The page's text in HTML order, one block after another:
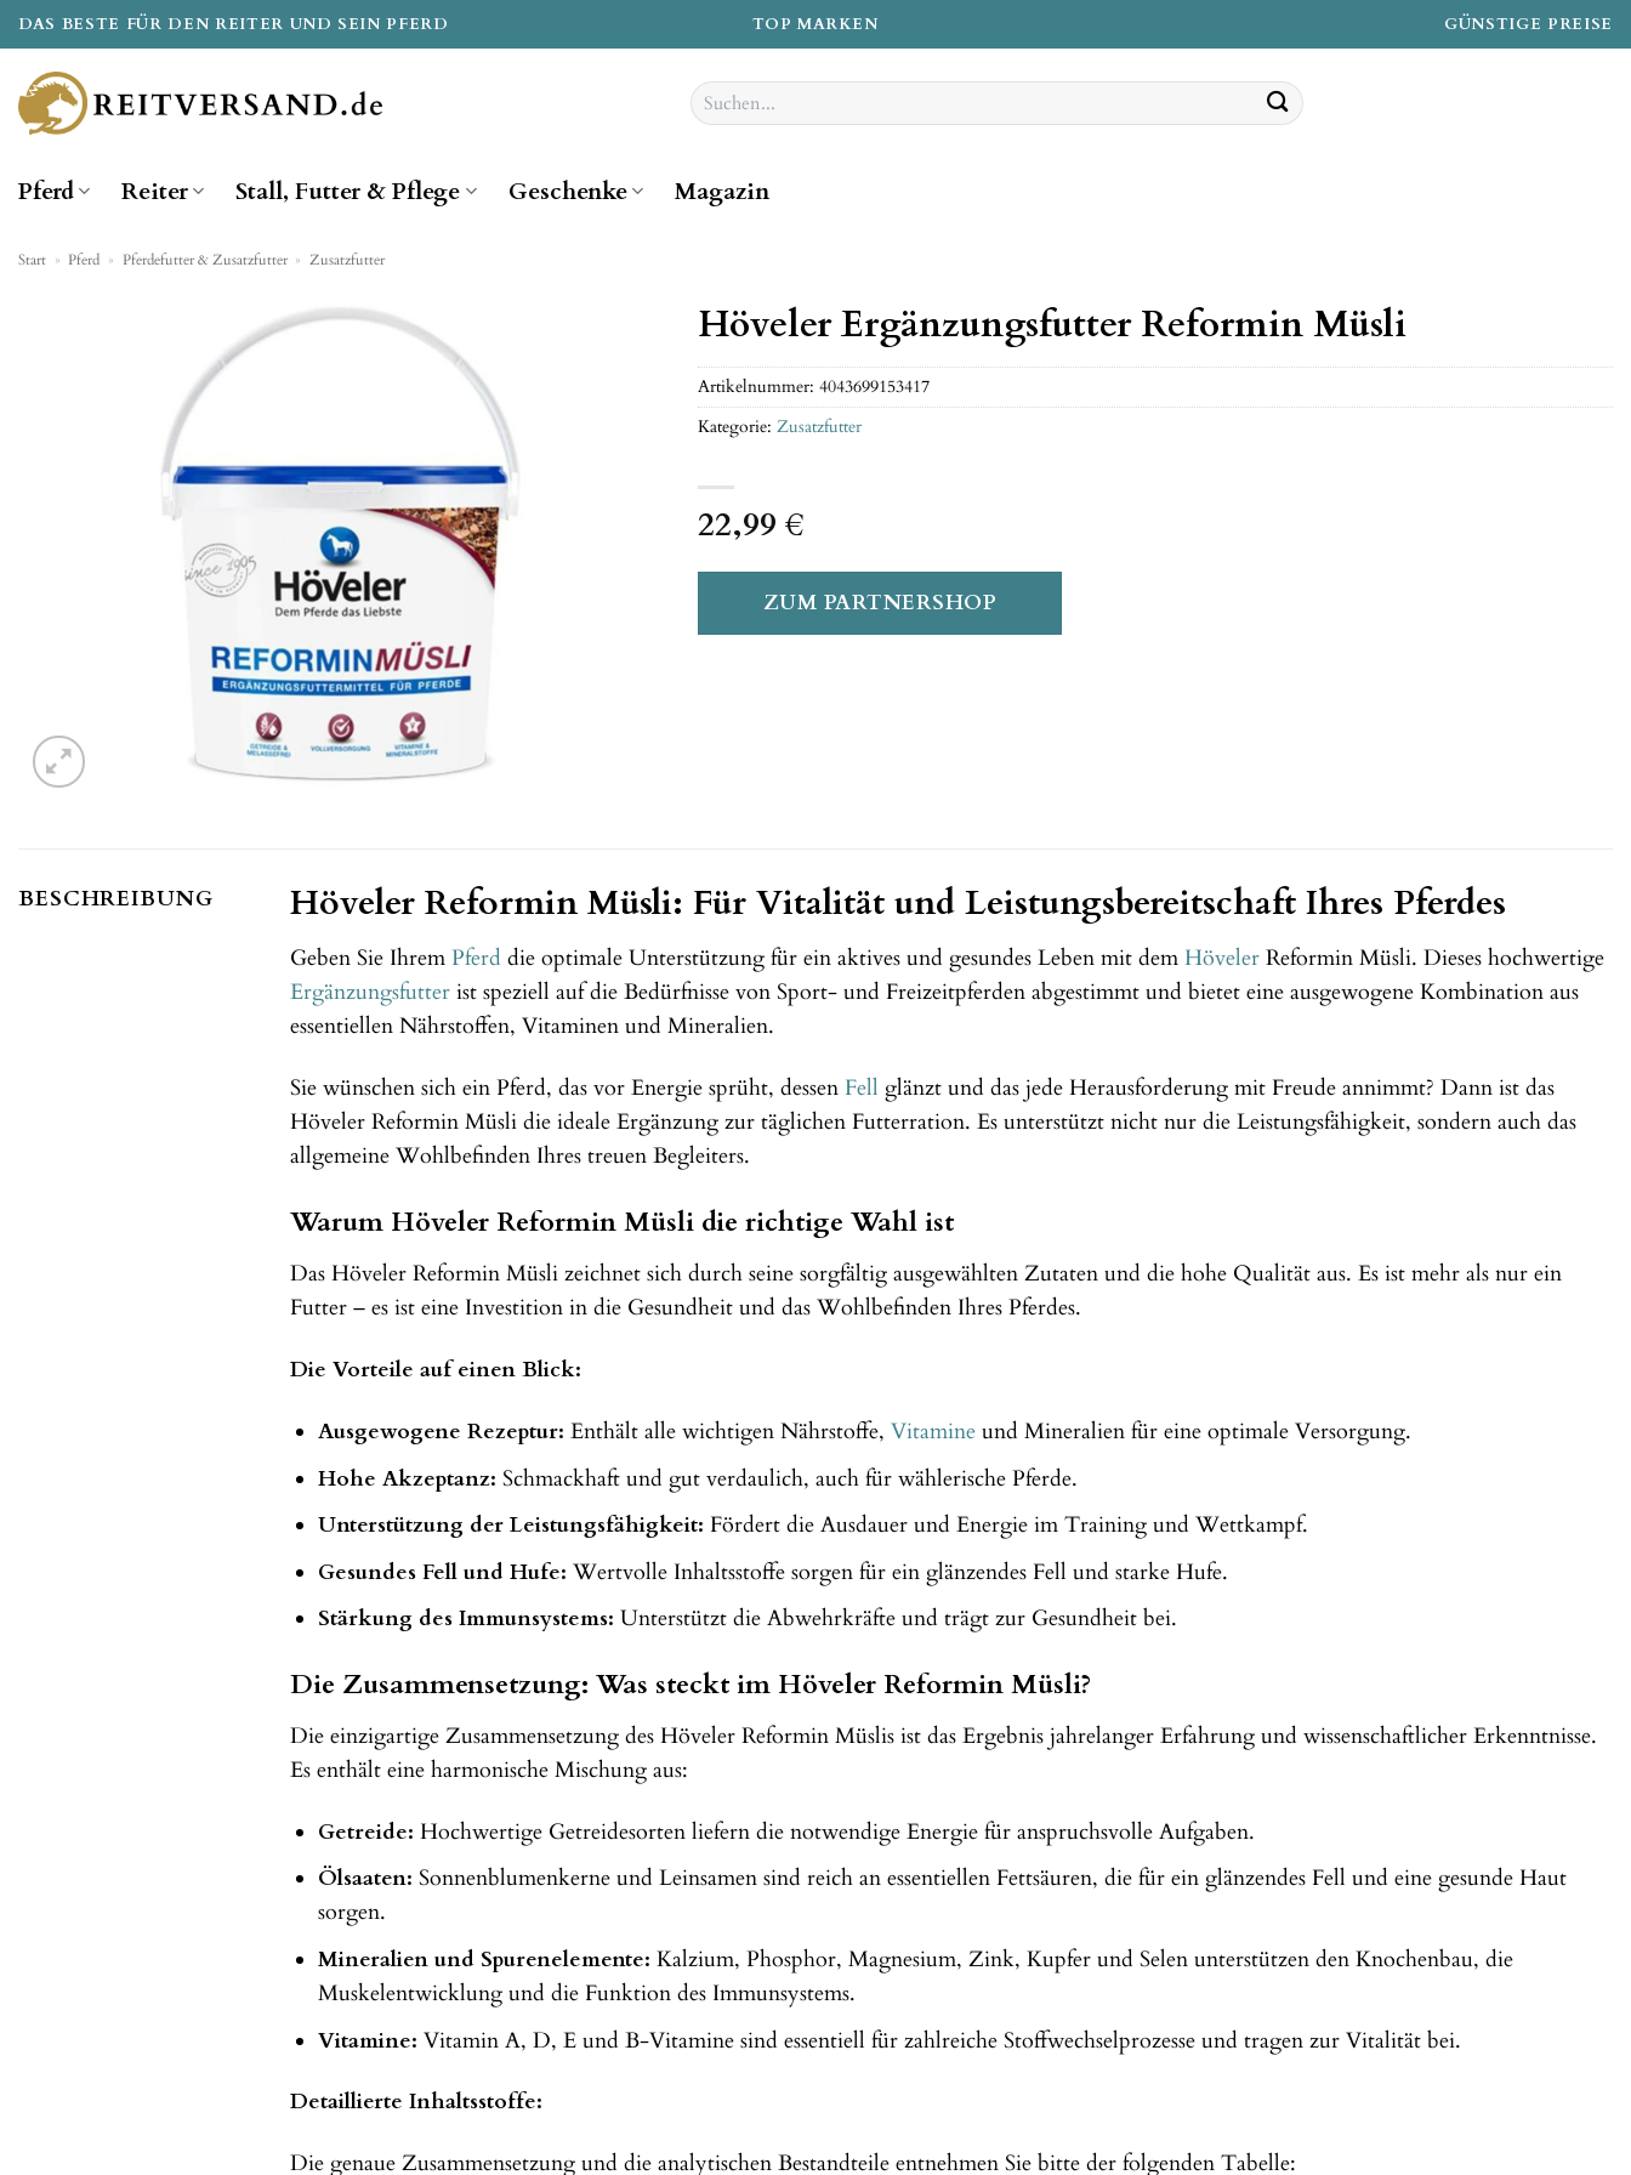
Zum
Inhalt
springen
DAS BESTE FÜR DEN REITER UND SEIN PFERD TOP MARKEN GÜNSTIGE PREISE
Suchen
nach:
Pferd Reiter Stall, Futter & Pflege Geschenke Magazin
Start » Pferd » Pferdefutter & Zusatzfutter » Zusatzfutter
Höveler Ergänzungsfutter Reformin Müsli
22,99 €
ZUM PARTNERSHOP
Artikelnummer: 4043699153417
Kategorie: Zusatzfutter
BESCHREIBUNG Höveler Reformin Müsli: Für Vitalität und Leistungsbereitschaft Ihres Pferdes
Geben Sie Ihrem Pferd die optimale Unterstützung für ein aktives und gesundes Leben mit dem Höveler Reformin Müsli. Dieses hochwertige
Ergänzungsfutter ist speziell auf die Bedürfnisse von Sport- und Freizeitpferden abgestimmt und bietet eine ausgewogene Kombination aus
essentiellen Nährstoffen, Vitaminen und Mineralien.
Sie wünschen sich ein Pferd, das vor Energie sprüht, dessen Fell glänzt und das jede Herausforderung mit Freude annimmt? Dann ist das
Höveler Reformin Müsli die ideale Ergänzung zur täglichen Futterration. Es unterstützt nicht nur die Leistungsfähigkeit, sondern auch das
allgemeine Wohlbefinden Ihres treuen Begleiters.
Warum Höveler Reformin Müsli die richtige Wahl ist
Das Höveler Reformin Müsli zeichnet sich durch seine sorgfältig ausgewählten Zutaten und die hohe Qualität aus. Es ist mehr als nur ein
Futter – es ist eine Investition in die Gesundheit und das Wohlbefinden Ihres Pferdes.
Die Vorteile auf einen Blick:
Ausgewogene Rezeptur: Enthält alle wichtigen Nährstoffe, Vitamineund Mineralien für eine optimale Versorgung.
Hohe Akzeptanz: Schmackhaft und gut verdaulich, auch für wählerische Pferde.
Unterstützung der Leistungsfähigkeit: Fördert die Ausdauer und Energie im Training und Wettkampf.
Gesundes Fell und Hufe: Wertvolle Inhaltsstoffe sorgen für ein glänzendes Fell und starke Hufe.
Stärkung des Immunsystems: Unterstützt die Abwehrkräfte und trägt zur Gesundheit bei.
Die Zusammensetzung: Was steckt im Höveler Reformin Müsli?
Die einzigartige Zusammensetzung des Höveler Reformin Müslis ist das Ergebnis jahrelanger Erfahrung und wissenschaftlicher Erkenntnisse.
Es enthält eine harmonische Mischung aus:
Getreide: Hochwertige Getreidesorten liefern die notwendige Energie für anspruchsvolle Aufgaben.
Ölsaaten: Sonnenblumenkerne und Leinsamen sind reich an essentiellen Fettsäuren, die für ein glänzendes Fell und eine gesunde Haut
sorgen.
Mineralien und Spurenelemente: Kalzium, Phosphor, Magnesium, Zink, Kupfer und Selen unterstützen den Knochenbau, die
Muskelentwicklung und die Funktion des Immunsystems.
Vitamine: Vitamin A, D, E und B-Vitamine sind essentiell für zahlreiche Stoffwechselprozesse und tragen zur Vitalität bei.
Detaillierte Inhaltsstoffe:
Die genaue Zusammensetzung und die analytischen Bestandteile entnehmen Sie bitte der folgenden Tabelle: